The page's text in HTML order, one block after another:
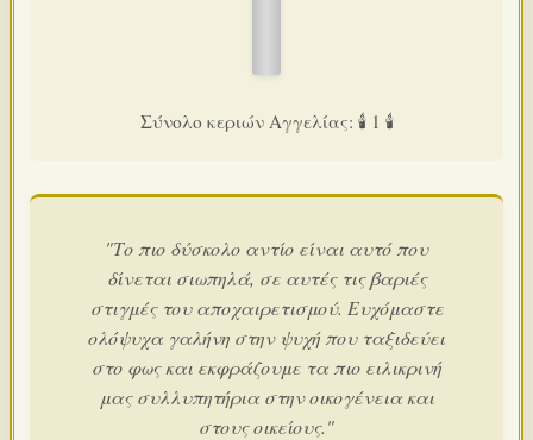
Σύνολο κεριών Αγγελίας: 🕯️ 1 🕯️
"Το πιο δύσκολο αντίο είναι αυτό που
δίνεται σιωπηλά, σε αυτές τις βαριές
στιγμές του αποχαιρετισμού. Ευχόμαστε
ολόψυχα γαλήνη στην ψυχή που ταξιδεύει
στο φως και εκφράζουμε τα πιο ειλικρινή
μας συλλυπητήρια στην οικογένεια και
στους οικείους."